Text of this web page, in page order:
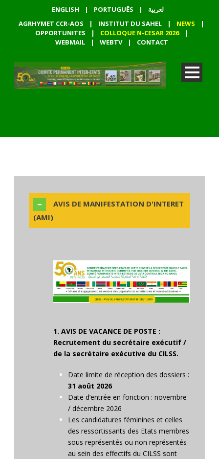
ENGLISH | PORTUGUÊS |
لعربية
AGRHYMET CCR-AOS
| INSTITUT DU SAHEL | NEWS
|
OPPORTUNITES
| COLLOQUE N-CESAR 2026
|
WEBMAIL
| WEBTV | CONTACT
AVIS DE MANIFESTATION D'INTERET
(AMI)
1. AVIS DE VACANCE DE POSTE :
Recrutement du secrétaire exécutif /
de la secrétaire exécutive du CILSS.
Date limite de réception des dossiers :
31 août 2026
Date d’entrée en fonction : novembre
/ décembre 2026
Les candidatures féminines et celles
des ressortissants des Etats membres
sous représentés ou non représentés
au sein des effectifs du CILSS sont